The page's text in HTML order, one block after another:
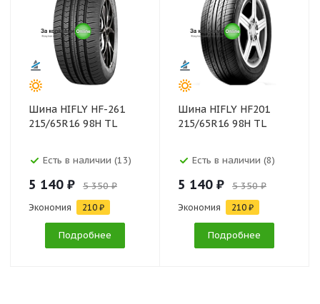
Шина HIFLY HF-261
215/65R16 98H TL
Есть в наличии (13)
5 140 ₽ 5 350 ₽
Экономия 210 ₽
Подробнее
Шина HIFLY HF201
215/65R16 98H TL
Есть в наличии (8)
5 140 ₽ 5 350 ₽
Экономия 210 ₽
Подробнее